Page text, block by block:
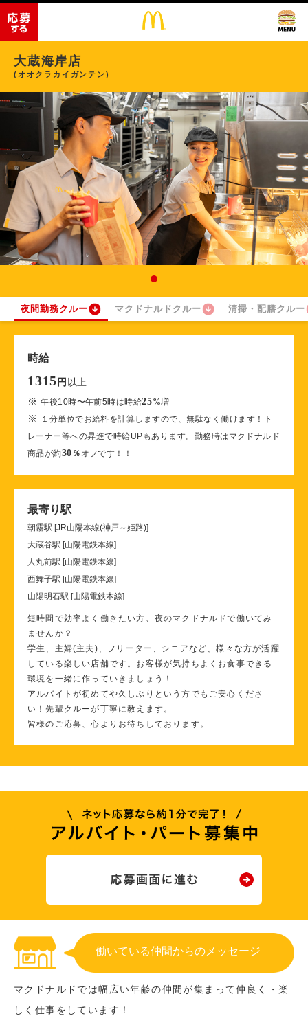
大蔵海岸店
(オオクラカイガンテン)
夜間勤務クルー マクドナルドクルー 清掃・配膳クルー
時給
1315 円 以上
※午後10時〜午前5時は時給25%増
※
１分単位でお給料を計算しますので、無駄なく働けます！ト
レーナー等への昇進で時給UPもあります。勤務時はマクドナルド
商品が約30 ％ オフです！！
最寄り駅
朝霧駅 [JR山陽本線(神戸～姫路)]
大蔵谷駅 [山陽電鉄本線]
人丸前駅 [山陽電鉄本線]
西舞子駅 [山陽電鉄本線]
山陽明石駅 [山陽電鉄本線]
短時間で効率よく働きたい方、夜のマクドナルドで働いてみ
ませんか？
学生、主婦(主夫)、フリーター、シニアなど、様々な方が活躍
している楽しい店舗です。お客様が気持ちよくお食事できる
環境を一緒に作っていきましょう！
アルバイトが初めてや久しぶりという方でもご安心くださ
い！先輩クルーが丁寧に教えます。
皆様のご応募、心よりお待ちしております。
働いている仲間からのメッセージ
マクドナルドでは幅広い年齢の仲間が集まって仲良く・楽
しく仕事をしています！